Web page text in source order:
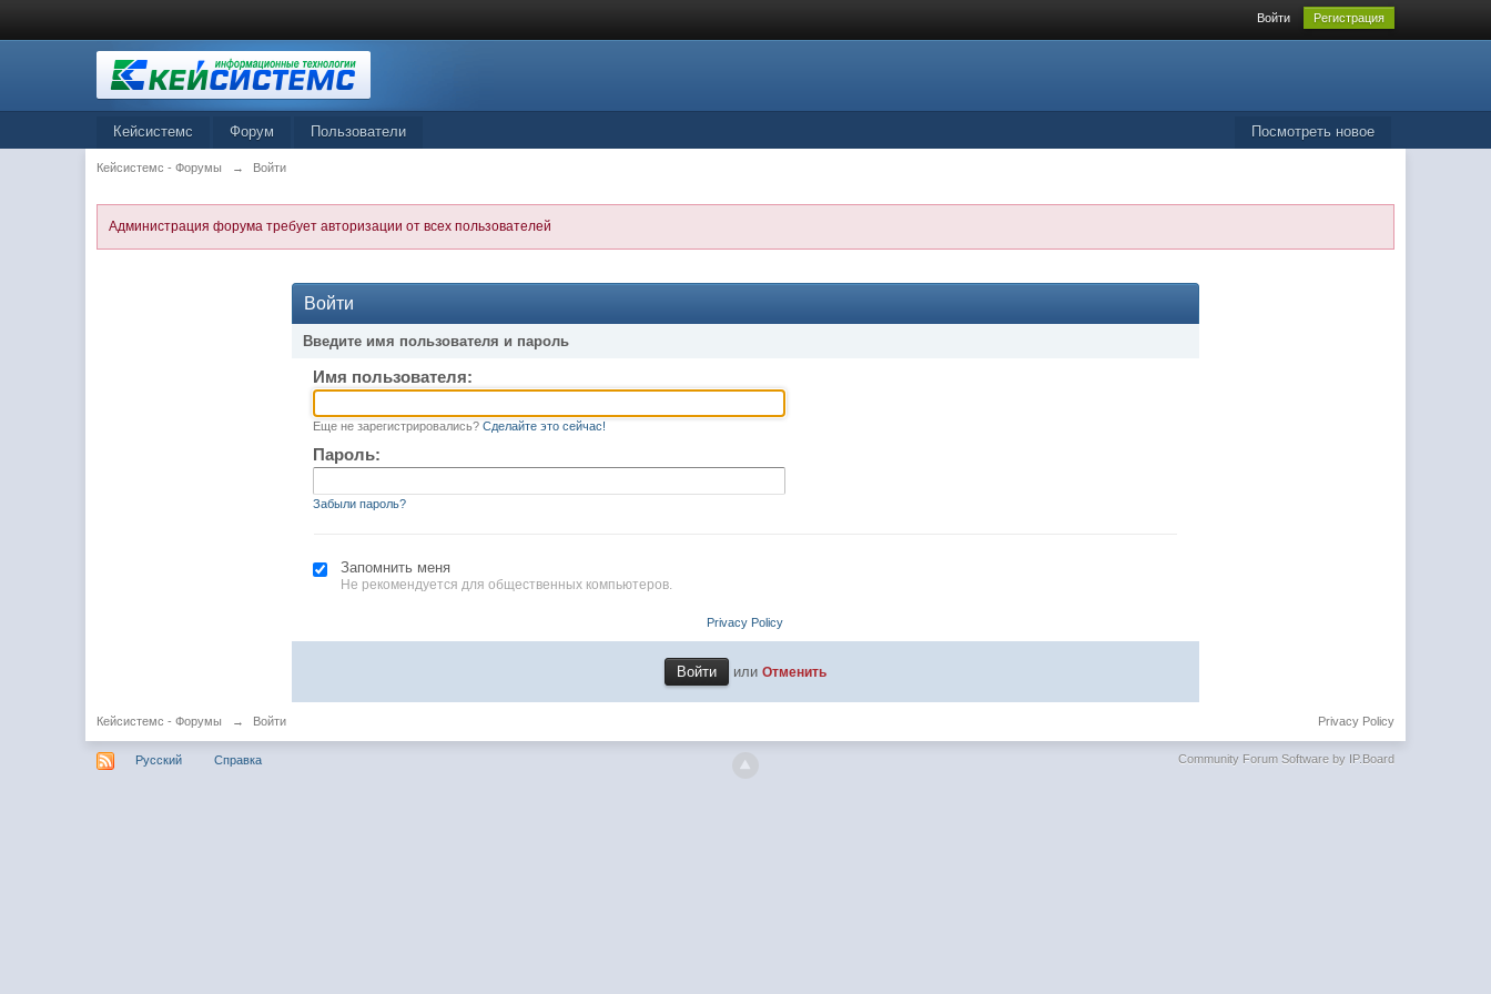
Войти Регистрация
Посмотреть новое
Кейсистемс Форум Пользователи
Кейсистемс - Форумы → Войти
Администрация форума требует авторизации от всех пользователей
Войти
Введите имя пользователя и пароль
Имя пользователя:
Еще не зарегистрировались? Сделайте это сейчас!
Пароль:
Забыли пароль?
Запомнить меня
Не рекомендуется для общественных компьютеров.
Privacy Policy
или Отменить
Кейсистемс - Форумы → Войти Privacy Policy
Русский Справка Community Forum Software by IP.Board